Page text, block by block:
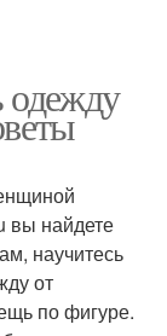
одежду
вы найдете
научитесь
от
по фигуре.